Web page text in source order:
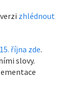
zhlédnout
října zde.
slovy.